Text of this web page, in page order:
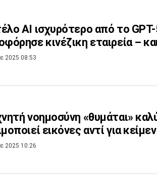
ΑΙ ισχυρότερο από το
κινέζικη εταιρεία –
2025 08:53
νοημοσύνη «θυμάται»
εικόνες αντί για
2025 10:26